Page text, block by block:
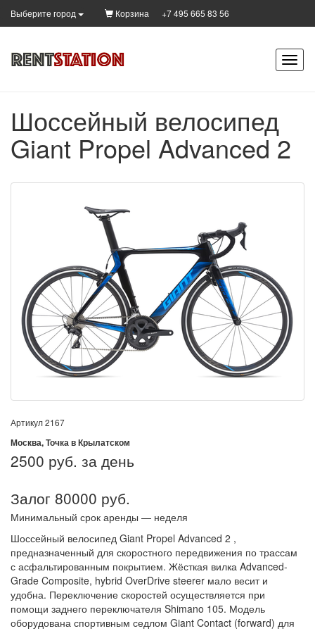
Выберите город Корзина +7 495 665 83 56
Шоссейный велосипед
Giant Propel Advanced 2
Артикул2167
Москва, Точка в Крылатском
2500 руб. за день
Залог 80000 руб.
Минимальный срок аренды — неделя
Шоссейный велосипед Giant Propel Advanced 2 ,
предназначенный для скоростного передвижения по трассам
с асфальтированным покрытием. Жёсткая вилка Advanced-
Grade Composite, hybrid OverDrive steerer мало весит и
удобна. Переключение скоростей осуществляется при
помощи заднего переключателя Shimano 105. Модель
оборудована спортивным седлом Giant Contact (forward) для